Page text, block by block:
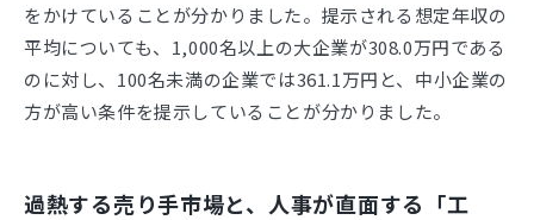
をかけていることが分かりました。提示される想定年収の
平均についても、1,000名以上の大企業が308.0万円である
のに対し、100名未満の企業では361.1万円と、中小企業の
方が高い条件を提示していることが分かりました。
過熱する売り手市場と、人事が直面する「工